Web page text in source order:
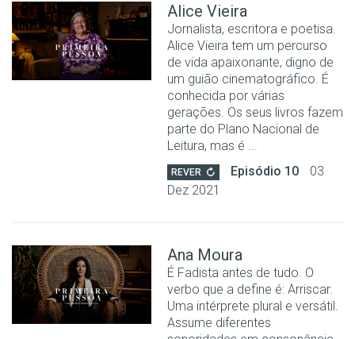
Alice Vieira
Jornalista, escritora e poetisa.
Alice Vieira tem um percurso
de vida apaixonante, digno de
um guião cinematográfico. É
conhecida por várias
gerações. Os seus livros fazem
parte do Plano Nacional de
Leitura, mas é ...
REVER Episódio 10
03
Dez 2021
Ana Moura
É Fadista antes de tudo. O
verbo que a define é: Arriscar.
Uma intérprete plural e versátil.
Assume diferentes